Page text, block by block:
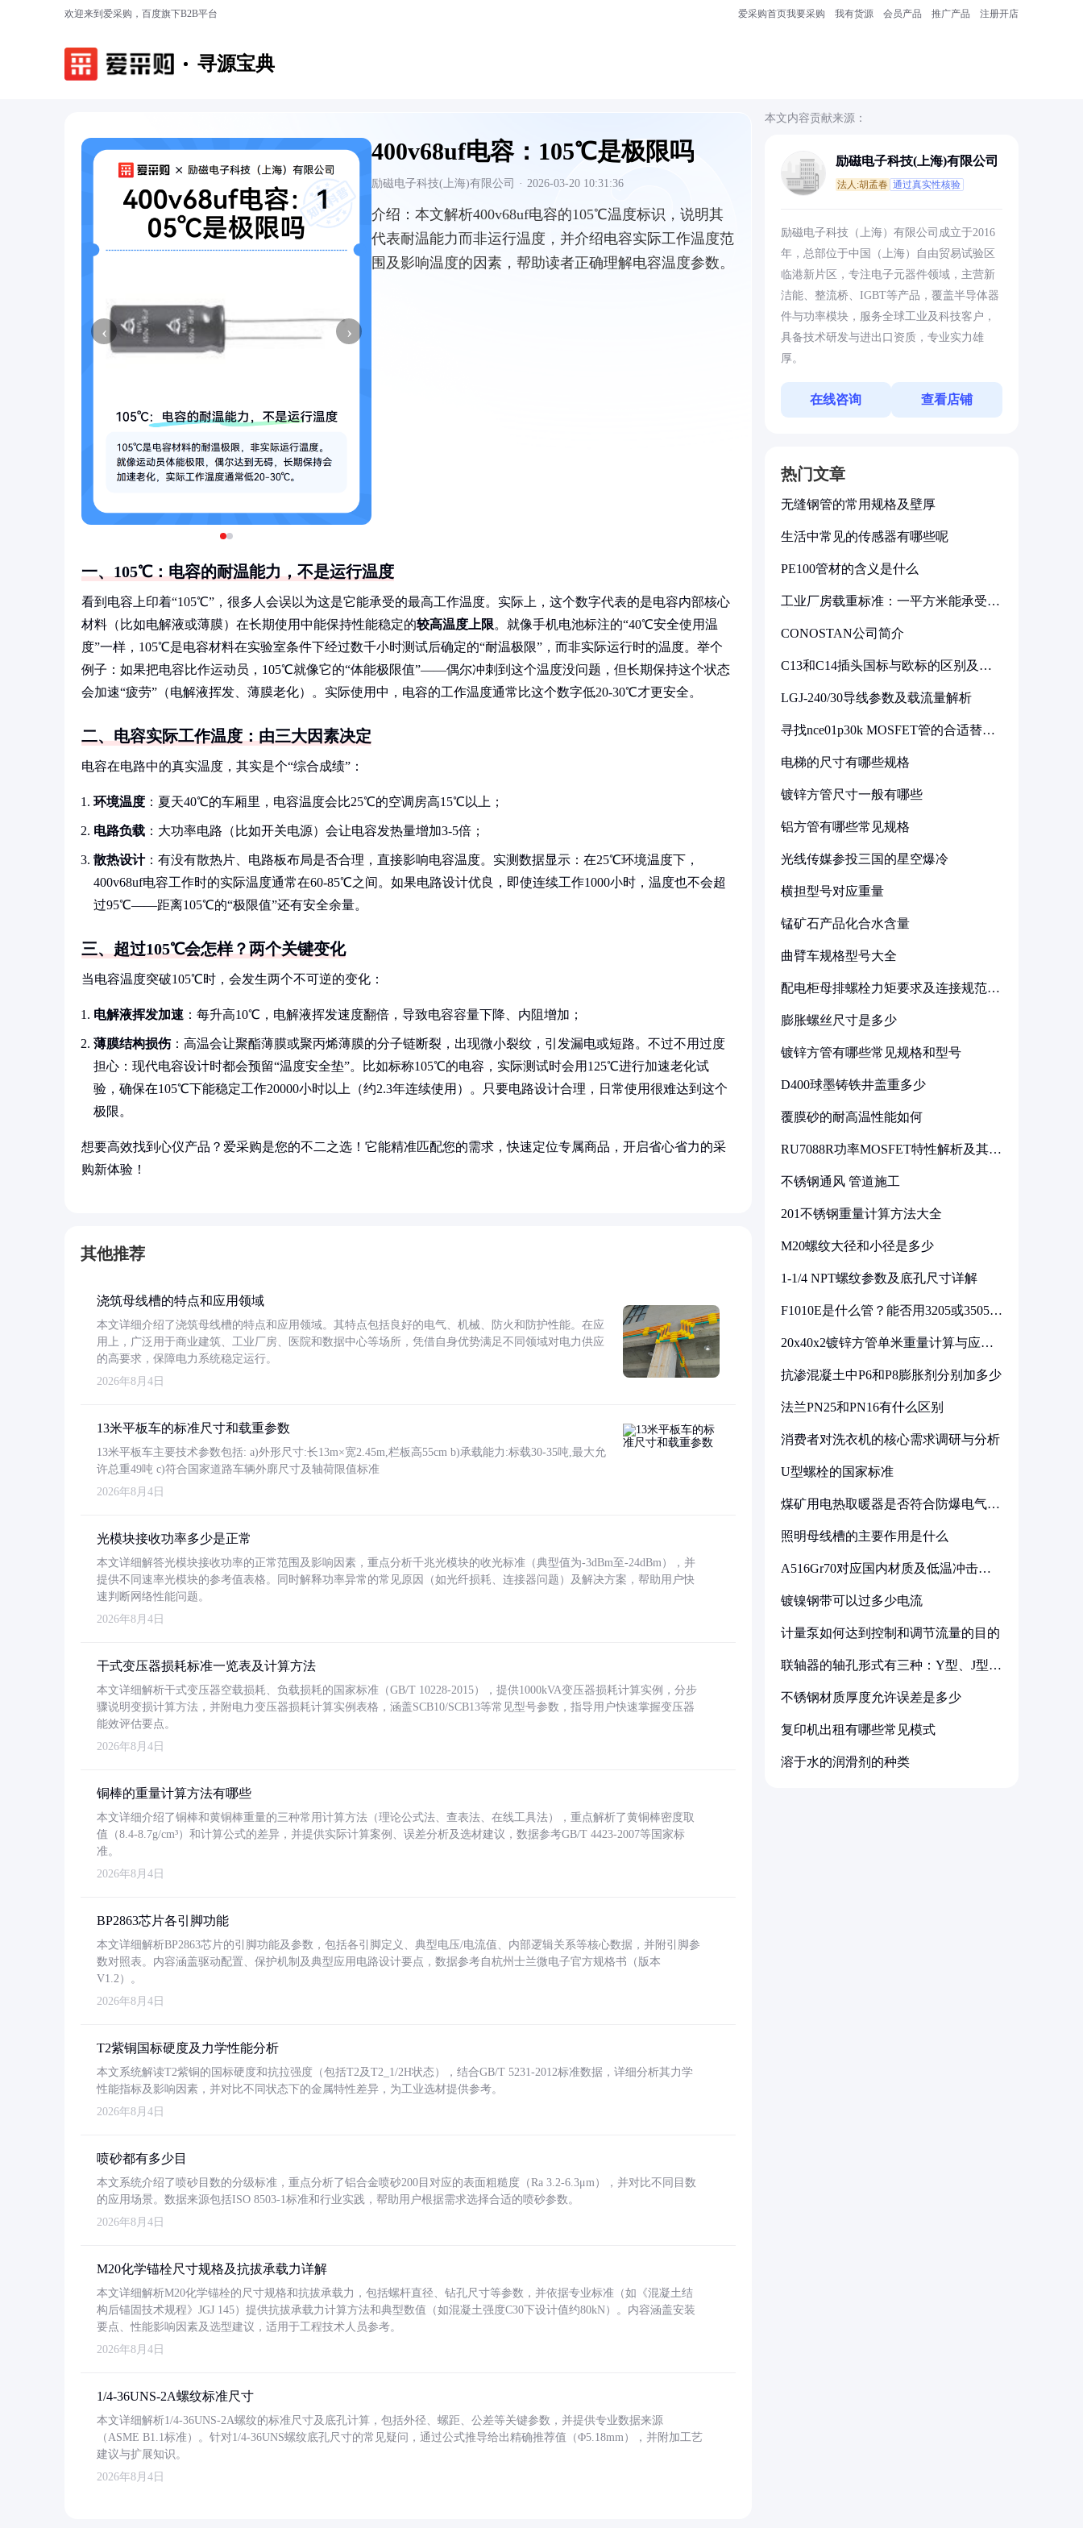
欢迎来到爱采购，百度旗下B2B平台 爱采购首页我要采购 我有货源 会员产品 推广产品 注册开店
寻源宝典
‹ ›
400v68uf电容：105℃是极限吗
励磁电子科技(上海)有限公司 · 2026-03-20 10:31:36
介绍： 本文解析400v68uf电容的105℃温度标识，说明其
代表耐温能力而非运行温度，并介绍电容实际工作温度范
围及影响温度的因素，帮助读者正确理解电容温度参数。
一、105℃：电容的耐温能力，不是运行温度
看到电容上印着“105℃”，很多人会误以为这是它能承受的最高工作温度。实际上，这个数字代表的是电容内部核心
材料（比如电解液或薄膜）在长期使用中能保持性能稳定的较高温度上限。就像手机电池标注的“40℃安全使用温
度”一样，105℃是电容材料在实验室条件下经过数千小时测试后确定的“耐温极限”，而非实际运行时的温度。举个
例子：如果把电容比作运动员，105℃就像它的“体能极限值”——偶尔冲刺到这个温度没问题，但长期保持这个状态
会加速“疲劳”（电解液挥发、薄膜老化）。实际使用中，电容的工作温度通常比这个数字低20-30℃才更安全。
二、电容实际工作温度：由三大因素决定
电容在电路中的真实温度，其实是个“综合成绩”：
环境温度 ：夏天40℃的车厢里，电容温度会比25℃的空调房高15℃以上；
电路负载 ：大功率电路（比如开关电源）会让电容发热量增加3-5倍；
散热设计：有没有散热片、电路板布局是否合理，直接影响电容温度。实测数据显示：在25℃环境温度下，
400v68uf电容工作时的实际温度通常在60-85℃之间。如果电路设计优良，即使连续工作1000小时，温度也不会超
过95℃——距离105℃的“极限值”还有安全余量。
三、超过105℃会怎样？两个关键变化
当电容温度突破105℃时，会发生两个不可逆的变化：
电解液挥发加速 ：每升高10℃，电解液挥发速度翻倍，导致电容容量下降、内阻增加；
薄膜结构损伤：高温会让聚酯薄膜或聚丙烯薄膜的分子链断裂，出现微小裂纹，引发漏电或短路。不过不用过度
担心：现代电容设计时都会预留“温度安全垫”。比如标称105℃的电容，实际测试时会用125℃进行加速老化试
验，确保在105℃下能稳定工作20000小时以上（约2.3年连续使用）。只要电路设计合理，日常使用很难达到这个
极限。
想要高效找到心仪产品？爱采购是您的不二之选！它能精准匹配您的需求，快速定位专属商品，开启省心省力的采
购新体验！
其他推荐
浇筑母线槽的特点和应用领域
本文详细介绍了浇筑母线槽的特点和应用领域。其特点包括良好的电气、机械、防火和防护性能。在应
用上，广泛用于商业建筑、工业厂房、医院和数据中心等场所，凭借自身优势满足不同领域对电力供应
的高要求，保障电力系统稳定运行。
2026年8月4日
13米平板车的标准尺寸和载重参数
13米平板车主要技术参数包括: a)外形尺寸:长13m×宽2.45m,栏板高55cm b)承载能力:标载30-35吨,最大允
许总重49吨 c)符合国家道路车辆外廓尺寸及轴荷限值标准
2026年8月4日
光模块接收功率多少是正常
本文详细解答光模块接收功率的正常范围及影响因素，重点分析千兆光模块的收光标准（典型值为-3dBm至-24dBm），并
提供不同速率光模块的参考值表格。同时解释功率异常的常见原因（如光纤损耗、连接器问题）及解决方案，帮助用户快
速判断网络性能问题。
2026年8月4日
干式变压器损耗标准一览表及计算方法
本文详细解析干式变压器空载损耗、负载损耗的国家标准（GB/T 10228-2015），提供1000kVA变压器损耗计算实例，分步
骤说明变损计算方法，并附电力变压器损耗计算实例表格，涵盖SCB10/SCB13等常见型号参数，指导用户快速掌握变压器
能效评估要点。
2026年8月4日
铜棒的重量计算方法有哪些
本文详细介绍了铜棒和黄铜棒重量的三种常用计算方法（理论公式法、查表法、在线工具法），重点解析了黄铜棒密度取
值（8.4-8.7g/cm³）和计算公式的差异，并提供实际计算案例、误差分析及选材建议，数据参考GB/T 4423-2007等国家标
准。
2026年8月4日
BP2863芯片各引脚功能
本文详细解析BP2863芯片的引脚功能及参数，包括各引脚定义、典型电压/电流值、内部逻辑关系等核心数据，并附引脚参
数对照表。内容涵盖驱动配置、保护机制及典型应用电路设计要点，数据参考自杭州士兰微电子官方规格书（版本
V1.2）。
2026年8月4日
T2紫铜国标硬度及力学性能分析
本文系统解读T2紫铜的国标硬度和抗拉强度（包括T2及T2_1/2H状态），结合GB/T 5231-2012标准数据，详细分析其力学
性能指标及影响因素，并对比不同状态下的金属特性差异，为工业选材提供参考。
2026年8月4日
喷砂都有多少目
本文系统介绍了喷砂目数的分级标准，重点分析了铝合金喷砂200目对应的表面粗糙度（Ra 3.2-6.3μm），并对比不同目数
的应用场景。数据来源包括ISO 8503-1标准和行业实践，帮助用户根据需求选择合适的喷砂参数。
2026年8月4日
M20化学锚栓尺寸规格及抗拔承载力详解
本文详细解析M20化学锚栓的尺寸规格和抗拔承载力，包括螺杆直径、钻孔尺寸等参数，并依据专业标准（如《混凝土结
构后锚固技术规程》JGJ 145）提供抗拔承载力计算方法和典型数值（如混凝土强度C30下设计值约80kN）。内容涵盖安装
要点、性能影响因素及选型建议，适用于工程技术人员参考。
2026年8月4日
1/4-36UNS-2A螺纹标准尺寸
本文详细解析1/4-36UNS-2A螺纹的标准尺寸及底孔计算，包括外径、螺距、公差等关键参数，并提供专业数据来源
（ASME B1.1标准）。针对1/4-36UNS螺纹底孔尺寸的常见疑问，通过公式推导给出精确推荐值（Φ5.18mm），并附加工艺
建议与扩展知识。
2026年8月4日
本文内容贡献来源：
励磁电子科技(上海)有限公司
法人:胡孟春 通过真实性核验
励磁电子科技（上海）有限公司成立于2016
年，总部位于中国（上海）自由贸易试验区
临港新片区，专注电子元器件领域，主营新
洁能、整流桥、IGBT等产品，覆盖半导体器
件与功率模块，服务全球工业及科技客户，
具备技术研发与进出口资质，专业实力雄
厚。
在线咨询 查看店铺
热门文章
无缝钢管的常用规格及壁厚
生活中常见的传感器有哪些呢
PE100管材的含义是什么
工业厂房载重标准：一平方米能承受多
CONOSTAN公司简介
C13和C14插头国标与欧标的区别及其
LGJ-240/30导线参数及载流量解析
寻找nce01p30k MOSFET管的合适替代
电梯的尺寸有哪些规格
镀锌方管尺寸一般有哪些
铝方管有哪些常见规格
光线传媒参投三国的星空爆冷
横担型号对应重量
锰矿石产品化合水含量
曲臂车规格型号大全
配电柜母排螺栓力矩要求及连接规范详
膨胀螺丝尺寸是多少
镀锌方管有哪些常见规格和型号
D400球墨铸铁井盖重多少
覆膜砂的耐高温性能如何
RU7088R功率MOSFET特性解析及其在
不锈钢通风 管道施工
201不锈钢重量计算方法大全
M20螺纹大径和小径是多少
1-1/4 NPT螺纹参数及底孔尺寸详解
F1010E是什么管？能否用3205或3505代
20x40x2镀锌方管单米重量计算与应用
抗渗混凝土中P6和P8膨胀剂分别加多少
法兰PN25和PN16有什么区别
消费者对洗衣机的核心需求调研与分析
U型螺栓的国家标准
煤矿用电热取暖器是否符合防爆电气设
照明母线槽的主要作用是什么
A516Gr70对应国内材质及低温冲击要
镀镍钢带可以过多少电流
计量泵如何达到控制和调节流量的目的
联轴器的轴孔形式有三种：Y型、J型、
不锈钢材质厚度允许误差是多少
复印机出租有哪些常见模式
溶于水的润滑剂的种类